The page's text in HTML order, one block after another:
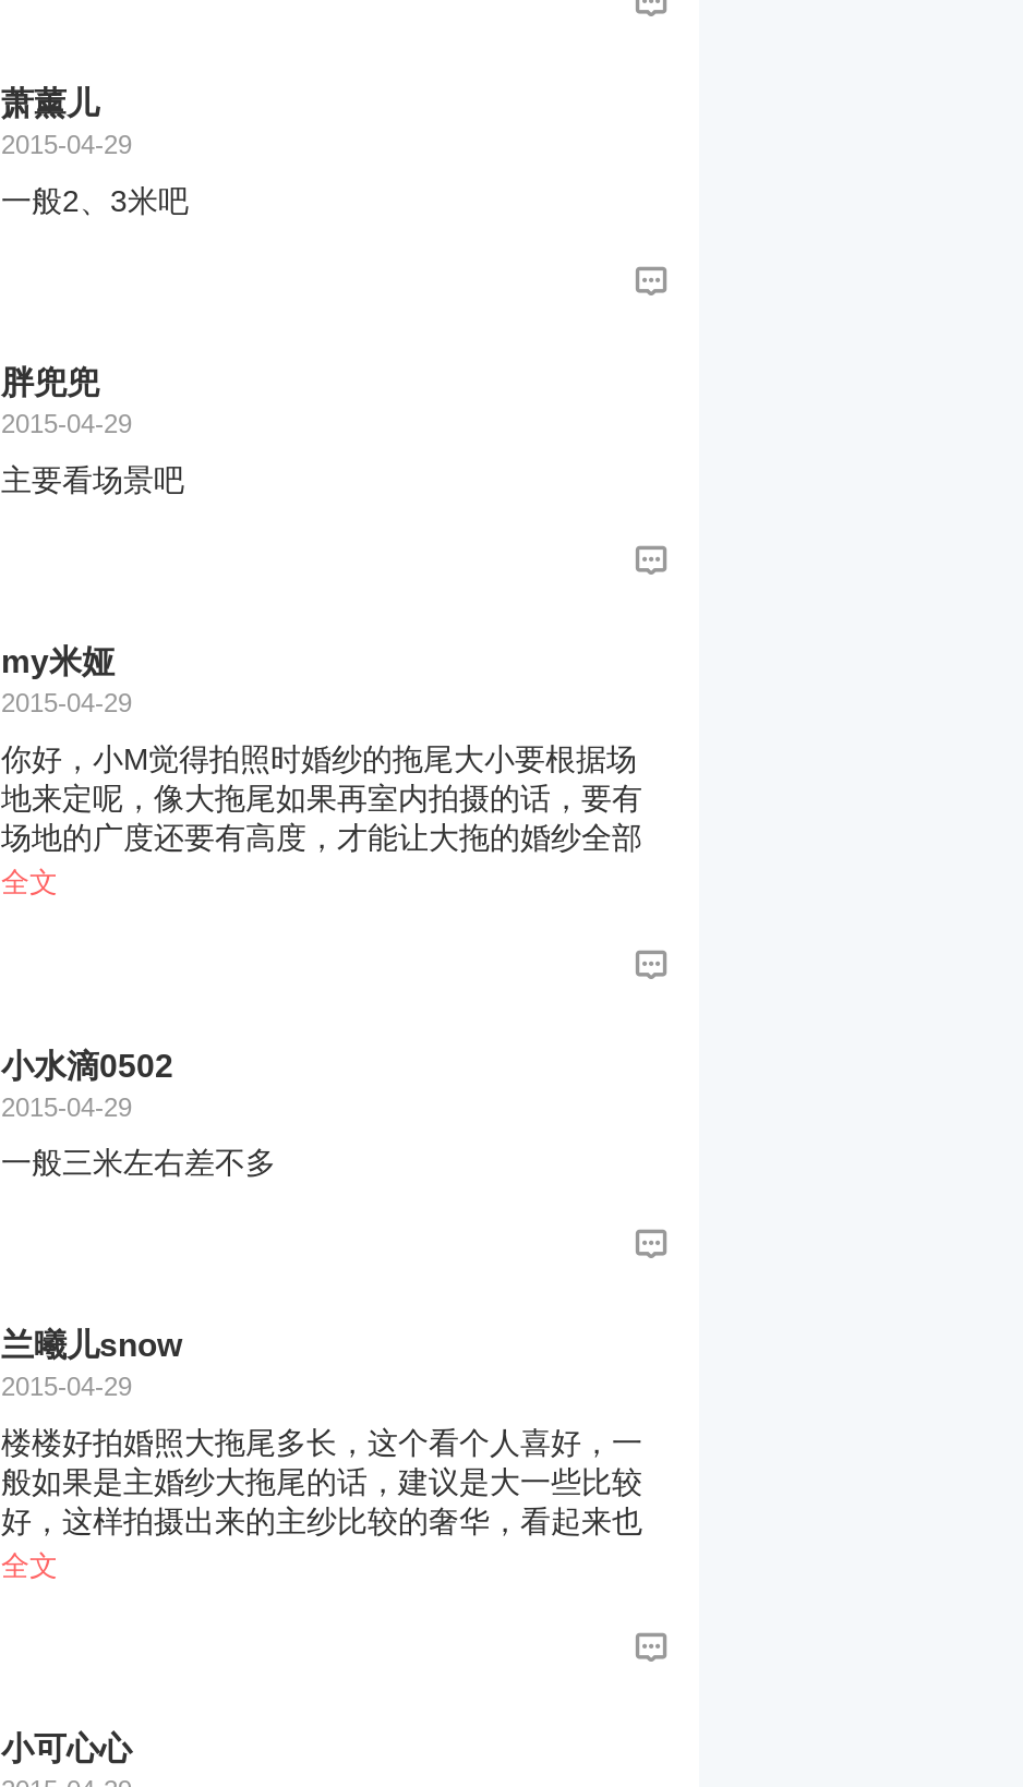
萧薰儿
2015-04-29
一般2、3米吧
胖兜兜
2015-04-29
主要看场景吧
my米娅
2015-04-29
你好，小M觉得拍照时婚纱的拖尾大小要根据场
地来定呢，像大拖尾如果再室内拍摄的话，要有
场地的广度还要有高度，才能让大拖的婚纱全部
展示出来呢。如果您选择的拍摄场地不是很大，
小M觉得如果拍外景的话，不适宜选择太大拖尾
东西，婚纱也会容易变脏，影响美观呢。如果外
景的时候一定要拍拖尾，那行走或者更换拍摄地
点的时候尽量把婚纱拖尾抱在怀里，不要拖在地
景，更主要的是根据您的身型呢，如果属于娇小
的最美的~~以上是小M的个人观点，还希望能帮
到你呢~
全文
小水滴0502
2015-04-29
一般三米左右差不多
兰曦儿snow
2015-04-29
楼楼好拍婚照大拖尾多长，这个看个人喜好，一
般如果是主婚纱大拖尾的话，建议是大一些比较
好，这样拍摄出来的主纱比较的奢华，看起来也
相对大气，场景效果会比较唯美一般大拖尾是2-3
的，基本主纱选择2-3米的人比较多但是主纱拖尾
择，因为这样会太累，一般都是作为室内的主纱
全文
小可心心